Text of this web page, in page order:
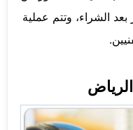
الشراء، وتتم عملية